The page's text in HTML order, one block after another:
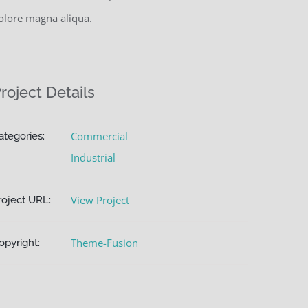
magna aliqua.
Details
Commercial
Industrial
URL: View Project
Theme-Fusion